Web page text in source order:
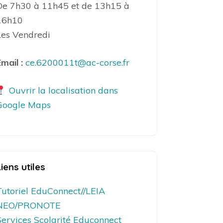
7h30 à 11h45 et de 13h15 à
Vendredi
: ce.6200011t@ac-corse.fr
Ouvrir la localisation dans
Maps
utiles
EduConnect//LEIA
PRONOTE
Scolarité Educonnect